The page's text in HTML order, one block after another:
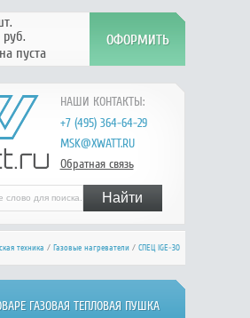
НАШИ КОНТАКТЫ:
+7 (495) 364-64-29
MSK@XWATT.RU
Обратная связь
руб.
пуста
техника / Газовые нагреватели/ СПЕЦ IGE-30
ГАЗОВАЯ ТЕПЛОВАЯ ПУШКА